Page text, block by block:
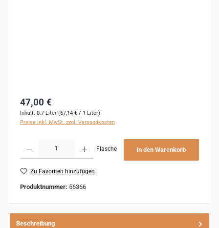
Regulärer Preis:
47,00 €
Inhalt: 0.7 Liter (67,14 € / 1 Liter)
Preise inkl. MwSt. zzgl. Versandkosten
Flasche In den Warenkorb
Zu Favoriten hinzufügen
Produktnummer: 56366
Beschreibung